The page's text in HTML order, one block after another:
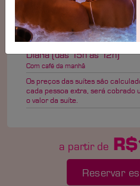
Pernoite (permanências de 6
horas)
sem café da manhã
Diária (das 15h às 12h)
Com café da manhã
Os preços das suítes são
cada pessoa extra, será cobrado
o valor da suíte.
a partir de
Reservar